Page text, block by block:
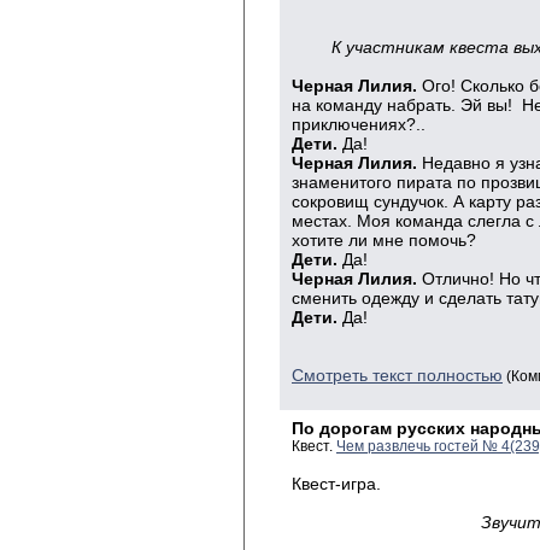
К участникам квеста
Черная Лилия. Ого! Сколько
на команду набрать. Эй вы!
приключениях?..
Дети. Да!
Черная Лилия. Недавно я
знаменитого пирата по
сокровищ сундучок. А карту
местах. Моя команда слегла
хотите ли мне помочь?
Дети. Да!
Черная Лилия. Отлично! Но
сменить одежду и сделать
Дети. Да!
Смотреть текст полностью
По дорогам русских
Квест. Чем развлечь гостей №
Квест-игра.